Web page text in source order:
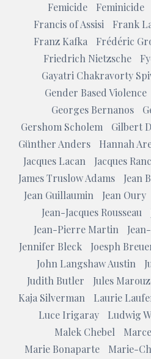
Femicide
Feminicide
Francis of Assisi
Frank
Franz Kafka
Frédéric
Friedrich Nietzsche
Gayatri Chakravorty
Gender Based Violence
Georges Bernanos
Gershom Scholem
Gilbert
Günther Anders
Hannah
Jacques Lacan
Jacques
James Truslow Adams
Jean
Jean Guillaumin
Jean Oury
Jean-Jacques Rousseau
Jean-Pierre Martin
Jennifer Bleck
Joesph
John Langshaw Austin
Judith Butler
Jules
Kaja Silverman
Laurie
Luce Irigaray
Ludwig
Malek Chebel
Marie Bonaparte
Marie-